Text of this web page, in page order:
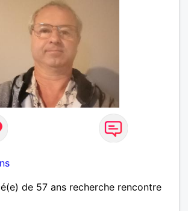
attentionné, honnête,
de caractère et compréhensif : je
» beaucoup de choses. Mais ne vous
Mesdames, si une personne que
une fois, il n’y aura pas de seconde
à « vitam eternam ».
suis un tout petit peu maniaque ainsi
de faire des efforts. Rien de
! Du moins je le pense……Je suis un
vivre. À vous si vous le souhaitez,
connaître davantage. J’en serai
je l’espère.
de 57 ans recherche rencontre